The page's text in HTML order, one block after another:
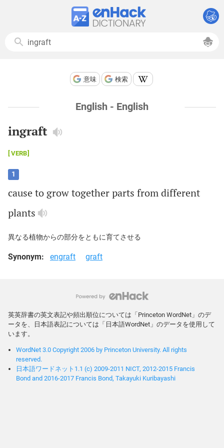
意味 検索
English - English
ingraft
VERB
1
cause to growtogetherparts fromdifferent
plants
異なる植物からの部分をともに育てさせる
Synonym: engraft graft
英英辞書の英文表記や頻出順位については「Princeton WordNet」のデ
ータを、日本語表記については「日本語WordNet」のデータを使用して
います。
WordNet 3.0 Copyright 2006 by Princeton University. All rights
reserved.
日本語ワードネット1.1 (c) 2009-2011 NICT, 2012-2015 Francis
Bond and 2016-2017 Francis Bond, Takayuki Kuribayashi